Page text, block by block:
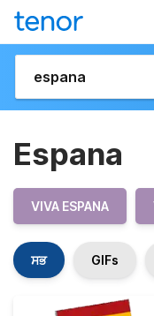
Espana
VIVA ESPANA
ਸਭ GIFs